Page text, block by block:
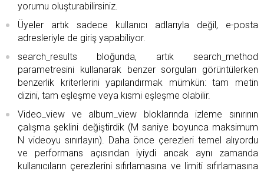
yorumu oluşturabilirsiniz.
Üyeler artık sadece kullanıcı adlarıyla değil, e-posta
adresleriyle de giriş yapabiliyor.
search_results bloğunda, artık search_method
parametresini kullanarak benzer sorguları görüntülerken
benzerlik kriterlerini yapılandırmak mümkün: tam metin
dizini, tam eşleşme veya kısmi eşleşme olabilir.
Video_view ve album_view bloklarında izleme sınırının
çalışma şeklini değiştirdik (M saniye boyunca maksimum
N videoyu sınırlayın). Daha önce çerezleri temel alıyordu
ve performans açısından iyiydi ancak aynı zamanda
kullanıcıların çerezlerini sıfırlamasına ve limiti sıfırlamasına